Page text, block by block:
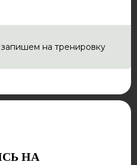
на тренировку
НА